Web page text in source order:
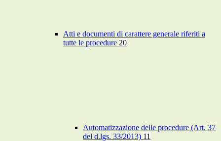
Atti e documenti di carattere generale riferiti a
tutte le procedure 20
Automatizzazione delle procedure (Art. 37
del d.lgs. 33/2013) 11